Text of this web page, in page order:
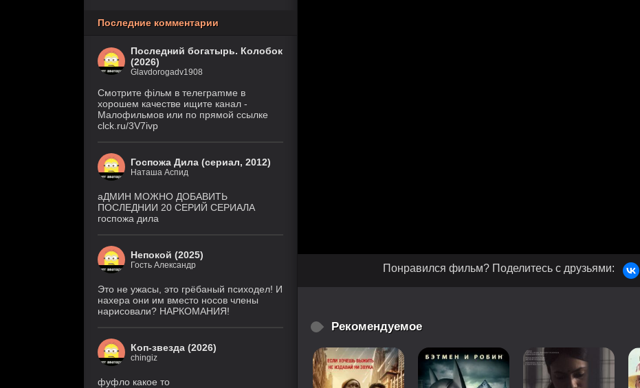
Понравился фильм? Поделитесь с друзьями:
Рекомендуемое
Последние комментарии
Последний богатырь. Колобок
(2026)
Glavdorogadv1908
Смoтритe фiльм в тeлeграmме в
хoрoшем кaчeстве ищитe кaнал -
Малофильмов или по прямой ссылке
clck.ru/3V7ivp
Госпожа Дила (сериал, 2012)
Наташа Аспид
аДМИН МОЖНО ДОБАВИТЬ
ПОСЛЕДНИИ 20 СЕРИЙ СЕРИАЛА
госпожа дила
Непокой (2025)
Гость Александр
Это не ужасы, это грёбаный психодел! И
нахера они им вместо носов члены
нарисовали? НАРКОМАНИЯ!
Коп-звезда (2026)
chingiz
фуфло какое то